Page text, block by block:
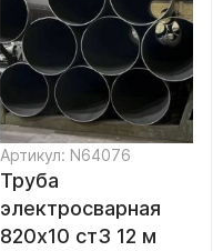
Артикул: N64076
Труба
электросварная
820х10 ст3 12 м